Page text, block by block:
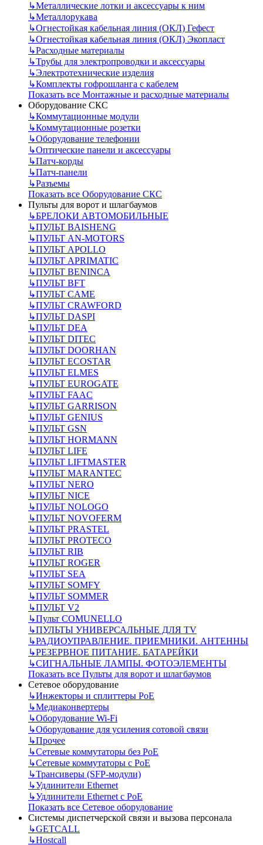
↳Металлические лотки и аксессуары к ним
↳Металлорукава
↳Огнестойкая кабельная линия (ОКЛ) Гефест
↳Огнестойкая кабельная линия (ОКЛ) Экопласт
↳Расходные материалы
↳Трубы для электропроводки и аксессуары
↳Электротехнические изделия
↳Комплекты гофрошланга с кабелем
Показать все Монтажные и расходные материалы
Оборудование СКС
↳Коммутационные модули
↳Коммутационные розетки
↳Оборудование телефонии
↳Оптические панели и аксессуары
↳Патч-корды
↳Патч-панели
↳Разъемы
Показать все Оборудование СКС
Пульты для ворот и шлагбаумов
↳БРЕЛОКИ АВТОМОБИЛЬНЫЕ
↳ПУЛЬТ BAISHENG
↳ПУЛЬТ AN-MOTORS
↳ПУЛЬТ APOLLO
↳ПУЛЬТ APRIMATIC
↳ПУЛЬТ BENINCA
↳ПУЛЬТ BFT
↳ПУЛЬТ CAME
↳ПУЛЬТ CRAWFORD
↳ПУЛЬТ DASPI
↳ПУЛЬТ DEA
↳ПУЛЬТ DITEC
↳ПУЛЬТ DOORHAN
↳ПУЛЬТ ECOSTAR
↳ПУЛЬТ ELMES
↳ПУЛЬТ EUROGATE
↳ПУЛЬТ FAAC
↳ПУЛЬТ GARRISON
↳ПУЛЬТ GENIUS
↳ПУЛЬТ GSN
↳ПУЛЬТ HORMANN
↳ПУЛЬТ LIFE
↳ПУЛЬТ LIFTMASTER
↳ПУЛЬТ MARANTEC
↳ПУЛЬТ NERO
↳ПУЛЬТ NICE
↳ПУЛЬТ NOLOGO
↳ПУЛЬТ NOVOFERM
↳ПУЛЬТ PRASTEL
↳ПУЛЬТ PROTECO
↳ПУЛЬТ RIB
↳ПУЛЬТ ROGER
↳ПУЛЬТ SEA
↳ПУЛЬТ SOMFY
↳ПУЛЬТ SOMMER
↳ПУЛЬТ V2
↳Пульт СOMUNELLO
↳ПУЛЬТЫ УНИВЕРСАЛЬНЫЕ ДЛЯ TV
↳РАДИОУПРАВЛЕНИЕ. ПРИЕМНИКИ. АНТЕННЫ
↳РЕЗЕРВНОЕ ПИТАНИЕ. БАТАРЕЙКИ
↳СИГНАЛЬНЫЕ ЛАМПЫ. ФОТОЭЛЕМЕНТЫ
Показать все Пульты для ворот и шлагбаумов
Сетевое оборудование
↳Инжекторы и сплиттеры РоЕ
↳Медиаконвертеры
↳Оборудование Wi-Fi
↳Оборудование для усиления сотовой связи
↳Прочее
↳Сетевые коммутаторы без РоЕ
↳Сетевые коммутаторы с РоЕ
↳Трансиверы (SFP-модули)
↳Удлинители Ethernet
↳Удлинители Ethernet с PoE
Показать все Сетевое оборудование
Системы диспетчерской связи и вызова персонала
↳GETCALL
↳Hostcall